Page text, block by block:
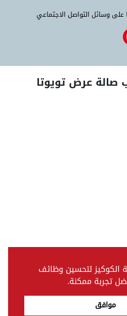
الكوكيز لتحسين وظائف
تجربة ممكنة.
موافق
على وسائل التواصل الاجتماعي
صالة عرض تويوتا
Pictures, colours & features may
further details,